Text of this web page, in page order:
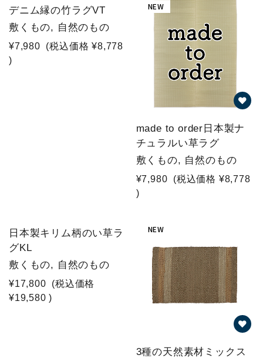
デニム縁の竹ラグVT
敷くもの, 自然のもの
¥7,980 (税込価格 ¥8,778
)
NEW
made to order日本製ナ
チュラルい草ラグ
敷くもの, 自然のもの
¥7,980 (税込価格 ¥8,778
)
日本製キリム柄のい草ラ
グKL
敷くもの, 自然のもの
¥17,800
(税込価格
¥19,580 )
NEW
3種の天然素材ミックス